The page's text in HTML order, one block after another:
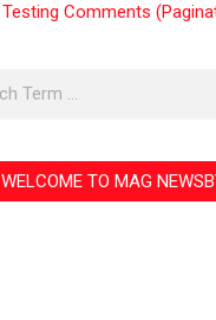
Testing Comments
WELCOME TO MAG